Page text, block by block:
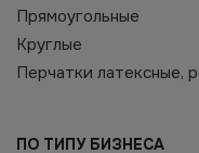
Прямоугольные
Круглые
Перчатки латексные,
ПО ТИПУ БИЗНЕСА